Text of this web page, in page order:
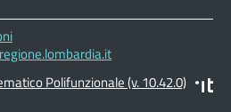
Polifunzionale (v. 10.42.0)